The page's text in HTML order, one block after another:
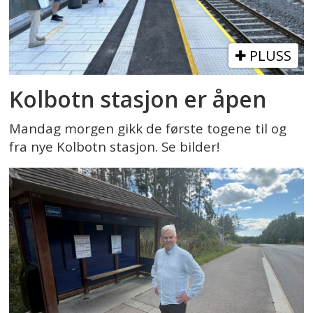
PLUSS
Kolbotn stasjon er åpen
Mandag morgen gikk de første togene til og
fra nye Kolbotn stasjon. Se bilder!